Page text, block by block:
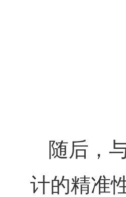
随后，
计的精准